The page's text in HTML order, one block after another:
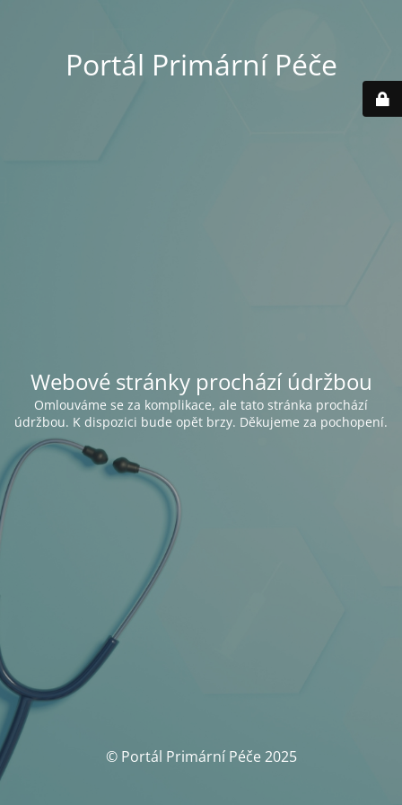
Portál Primární Péče
Webové stránky prochází údržbou
Omlouváme se za komplikace, ale tato stránka prochází
údržbou. K dispozici bude opět brzy. Děkujeme za pochopení.
© Portál Primární Péče 2025